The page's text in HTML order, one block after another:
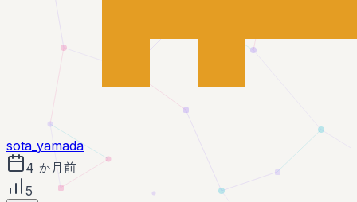
sota_yamada
4 か月前
5